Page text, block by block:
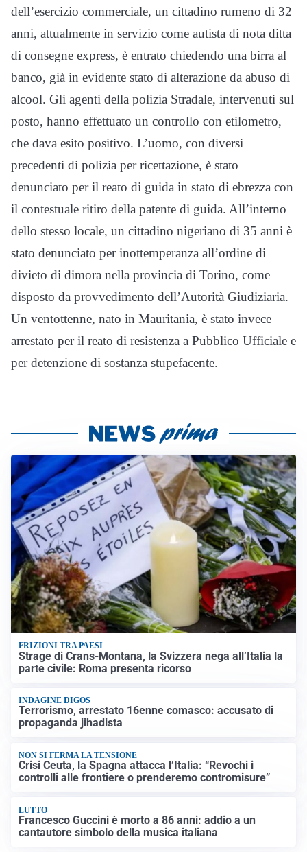
dell’esercizio commerciale, un cittadino rumeno di 32
anni, attualmente in servizio come autista di nota ditta
di consegne express, è entrato chiedendo una birra al
banco, già in evidente stato di alterazione da abuso di
alcool. Gli agenti della polizia Stradale, intervenuti sul
posto, hanno effettuato un controllo con etilometro,
che dava esito positivo. L’uomo, con diversi
precedenti di polizia per ricettazione, è stato
denunciato per il reato di guida in stato di ebrezza con
il contestuale ritiro della patente di guida. All’interno
dello stesso locale, un cittadino nigeriano di 35 anni è
stato denunciato per inottemperanza all’ordine di
divieto di dimora nella provincia di Torino, come
disposto da provvedimento dell’Autorità Giudiziaria.
Un ventottenne, nato in Mauritania, è stato invece
arrestato per il reato di resistenza a Pubblico Ufficiale e
per detenzione di sostanza stupefacente.
FRIZIONI TRA PAESI
Strage di Crans-Montana, la Svizzera nega all’Italia la
parte civile: Roma presenta ricorso
INDAGINE DIGOS
Terrorismo, arrestato 16enne comasco: accusato di
propaganda jihadista
NON SI FERMA LA TENSIONE
Crisi Ceuta, la Spagna attacca l’Italia: “Revochi i
controlli alle frontiere o prenderemo contromisure”
LUTTO
Francesco Guccini è morto a 86 anni: addio a un
cantautore simbolo della musica italiana